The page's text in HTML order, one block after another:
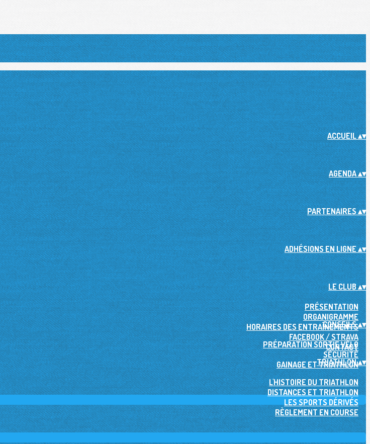
ACCUEIL▴▾
AGENDA▴▾
PARTENAIRES▴▾
ADHÉSIONS EN LIGNE▴▾
LE CLUB▴▾
PRÉSENTATION
ORGANIGRAMME
HORAIRES DES ENTRAÎNEMENTS
FACEBOOK / STRAVA
CONTACT
CONSEILS▴▾
PRÉPARATION SORTIE VÉLO
SÉCURITÉ
GAINAGE ET TRIATHLON
TRIATHLON▴▾
L'HISTOIRE DU TRIATHLON
DISTANCES ET TRIATHLON
LES SPORTS DÉRIVÉS
RÈGLEMENT EN COURSE